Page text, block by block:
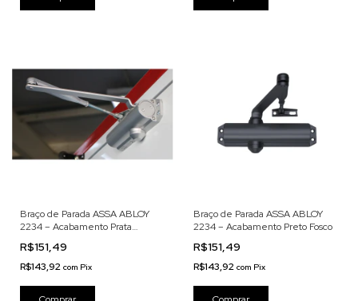
Braço de Parada ASSA ABLOY
2234 – Acabamento Prata
R$151,49
R$143,92 com Pix
Braço de Parada ASSA ABLOY
2234 – Acabamento Preto Fosco
R$151,49
R$143,92 com Pix